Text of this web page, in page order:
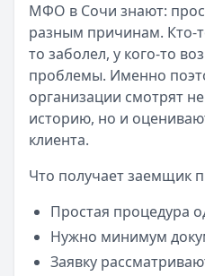
Читать новость
57 сервисов микрозаймов
Кратко:Авторизация через
Опубликовано: 23 ноября
Категория:МФО
Читать новость
Смс о «одобренном займе»
Опубликовано:23 ноября
Категория:МФО
Читать новость
Все новости
МФО в Сочи знают:
разным причинам. Кто-
то заболел, у кого-то
проблемы. Именно
организации смотрят
историю, но и
клиента.
Что получает
Простая процедура
Нужно минимум
Заявку